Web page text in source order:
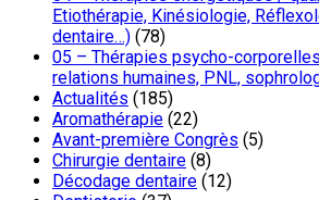
Etiothérapie, Kinésiologie,
dentaire…) (78)
05 – Thérapies psycho-
relations humaines, PNL,
Actualités (185)
Aromathérapie (22)
Avant-première Congrès (5)
Chirurgie dentaire (8)
Décodage dentaire (12)